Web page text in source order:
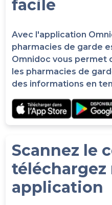
facile
Avec l'application
pharmacies de garde
Omnidoc vous permet
les pharmacies de
des informations en
Scannez le
téléchargez
application